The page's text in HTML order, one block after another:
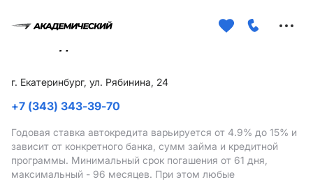
г. Екатеринбург, ул. Рябинина, 24
+7 (343) 343-39-70
Годовая ставка автокредита варьируется от 4.9% до 15% и
зависит от конкретного банка, сумм займа и кредитной
программы. Минимальный срок погашения от 61 дня,
максимальный - 96 месяцев. При этом любые